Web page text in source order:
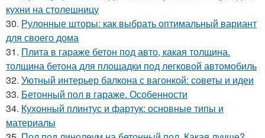
кухни на столешницу
30. Рулонные шторы: как выбрать оптимальный вариант
для своего дома
31. Плита в гараже бетон под авто, какая толщина.
толщина бетона для площадки под легковой автомобиль
32. Уютный интерьер балкона с вагонкой: советы и идеи
33. Бетонный пол в гараже. Особенности
34. Кухонный плинтус и фартук: основные типы и
материалы